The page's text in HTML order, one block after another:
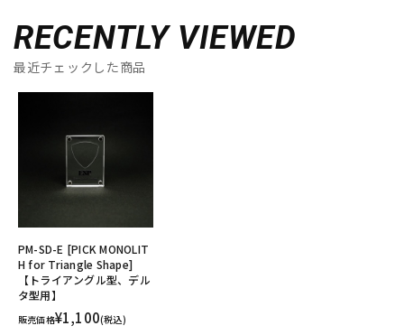
RECENTLY VIEWED
最近チェックした商品
PM-SD-E [PICK MONOLIT
H for Triangle Shape]
【トライアングル型、デル
タ型用】
販売価格¥1,100(税込)